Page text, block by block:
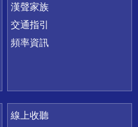
漢聲家族
交通指引
頻率資訊
線上收聽